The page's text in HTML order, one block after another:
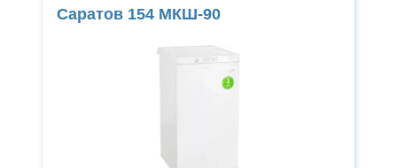
Саратов 154 МКШ-90